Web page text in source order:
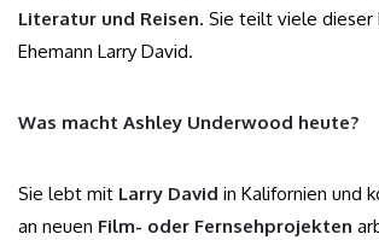
Literatur und Reisen. Sie teilt viele dieser
Ehemann Larry David.
Was macht Ashley Underwood heute?
Sie lebt mit Larry David in Kalifornien und
an neuen Film- oder Fernsehprojekten